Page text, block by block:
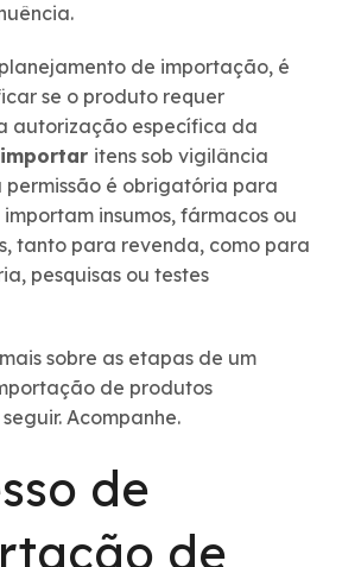
de importação, é
se o produto requer
autorização específica da
importar itens sob vigilância
permissão é obrigatória para
insumos, fármacos ou
tanto para revenda, como para
pesquisas ou testes
sobre as etapas de um
de produtos
Acompanhe.
de
de